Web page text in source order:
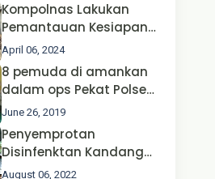
Kompolnas Lakukan
Pemantauan Kesiapan
Operasi Ketupat 2024 di
Polda Jatim Bersama
Kapolri dan Menteri
Perhubungan
April 06, 2024
8 pemuda di amankan
dalam ops Pekat Polsek
Jongkong
June 26, 2019
Penyemprotan
Disinfenktan Kandang
Ternak Kambing warga
August 06, 2022